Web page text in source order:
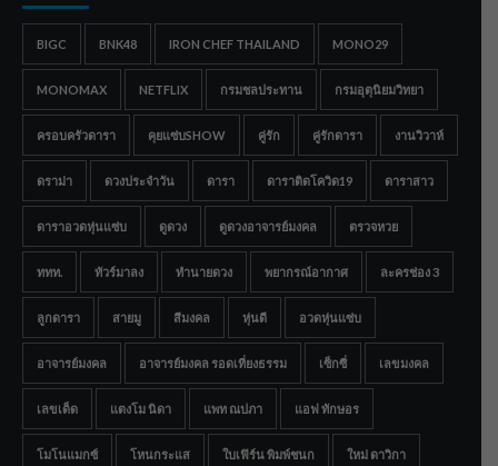
BIGC BNK48 IRON CHEF THAILAND MONO29
MONOMAX NETFLIX กรมชลประทาน กรมอุตุนิยมวิทยา
ครอบครัวดารา คุยแซ่บSHOW คู่รัก คู่รักดารา งานวิวาห์
ดราม่า ดวงประจำวัน ดารา ดาราติดโควิด19 ดาราสาว
ดาราอวดหุ่นแซ่บ ดูดวง ดูดวงอาจารย์มงคล ตรวจหวย
ททท. ทัวร์มาลง ทำนายดวง พยากรณ์อากาศ ละครช่อง 3
ลูกดารา สายมู สีมงคล หุ่นดี อวดหุ่นแซ่บ
อาจารย์มงคล อาจารย์มงคล รอดเที่ยงธรรม เซ็กซี่ เลขมงคล
เลขเด็ด แตงโม นิดา แพท ณปภา แอฟ ทักษอร
โมโนแมกซ์ โหนกระแส ใบเฟิร์น พิมพ์ชนก ใหม่ ดาวิกา